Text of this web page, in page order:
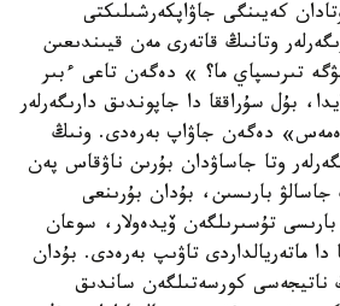
كەيىنگى جاۋاپكەرشىلىكتى
وتانىڭ قاتەرى مەن قيىندىعىن
تىرىسپاي ما؟ » دەگەن تاعى ءبىر
بۇل سۇراققا دا جاپوندىق دارىگەرلەر
دەگەن جاۋاپ بەرەدى. ونىڭ
وتا جاساۋدان بۇرىن ناۋقاس پەن
جاسالۋ بارىسىن، بۇدان بۇرىنعى
بارىسى تۇسىرىلگەن ۆيدەولار، سوعان
دا ماتەريالداردى تاۋىپ بەرەدى. بۇدان
ناتيجەسى كورسەتىلگەن ساندىق